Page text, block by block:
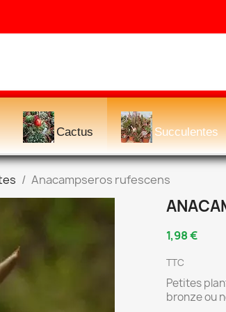
Cactus Succulentes
Anacampseros rufescens
1,98 €
TTC
Petites
bronze ou